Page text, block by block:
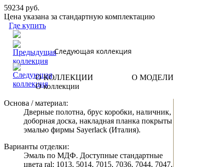
59234 руб.
Цена указана за стандартную комплектацию
Где купить
Следующая коллекция
О КОЛЛЕКЦИИ
О МОДЕЛИ
О коллекции
Основа / материал:
Дверные полотна, брус коробки, наличник,
доборная доска, накладная планка покрыты
эмалью фирмы Sayerlack (Италия).
Варианты отделки:
Эмаль по МДФ. Доступные стандартные
цвета ral: 1013, 5014, 7015, 7036, 7044, 7047,